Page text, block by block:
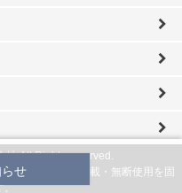
せ
社 All Rights reserved.
します。無断転載・無断使用を固
。